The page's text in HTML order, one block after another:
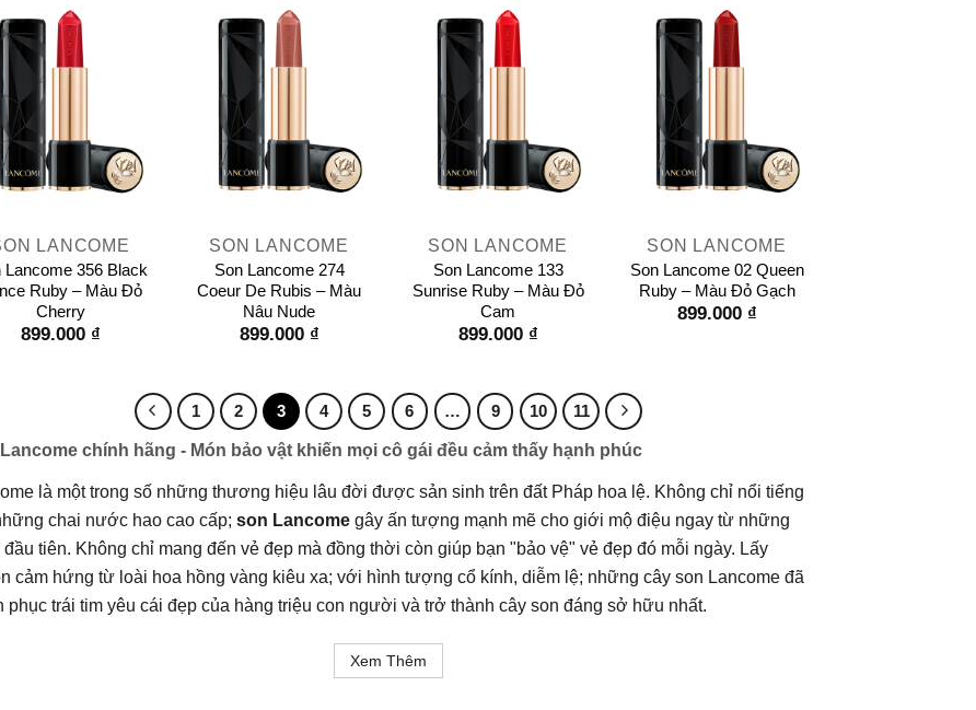
LANCOME
Lancome 356 Black
Ruby – Màu Đỏ
Cherry
899.000 ₫
SON LANCOME
Son Lancome 274
Coeur De Rubis – Màu
Nâu Nude
899.000 ₫
SON LANCOME
Son Lancome 133
Sunrise Ruby – Màu Đỏ
Cam
899.000 ₫
SON LANCOME
Son Lancome 02 Queen
Ruby – Màu Đỏ Gạch
899.000 ₫
1 2 3 4 5 6 … 9 10 11
chính hãng - Món bảo vật khiến mọi cô gái đều cảm thấy hạnh phúc
là một trong số những thương hiệu lâu đời được sản sinh trên đất Pháp hoa lệ. Không chỉ nổi tiếng
chai nước hao cao cấp; son Lancome gây ấn tượng mạnh mẽ cho giới mộ điệu ngay từ những
đầu tiên. Không chỉ mang đến vẻ đẹp mà đồng thời còn giúp bạn "bảo vệ" vẻ đẹp đó mỗi ngày. Lấy
cảm hứng từ loài hoa hồng vàng kiêu xa; với hình tượng cổ kính, diễm lệ; những cây son Lancome đã
phục trái tim yêu cái đẹp của hàng triệu con người và trở thành cây son đáng sở hữu nhất.
Xem Thêm